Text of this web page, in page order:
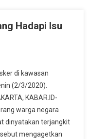
Hadapi Isu
di kawasan
(2/3/2020).
KABAR.ID-
warga negara
dinyatakan terjangkit
mengagetkan